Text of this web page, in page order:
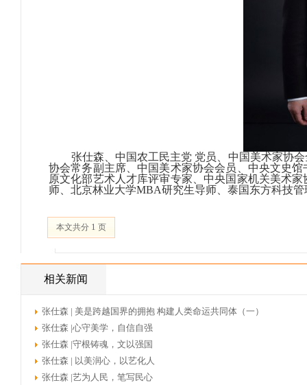
张仕森、中国农工民主党 党员、中国美术家协会
协会常务副主席、中国美术家协会会员、中央文史
原文化部艺术人才库评审专家、中央国家机关美术
师、北京林业大学MBA研究生导师、泰国东方科技
本文共分 1 页
相关新闻
张仕森 | 美是跨越国界的拥抱 构建人类命运共同体（一）
张仕森 |心守美学，自信自强
张仕森 |守根铸魂，文以强国
张仕森 | 以美润心，以艺化人
张仕森 |艺为人民，笔写民心